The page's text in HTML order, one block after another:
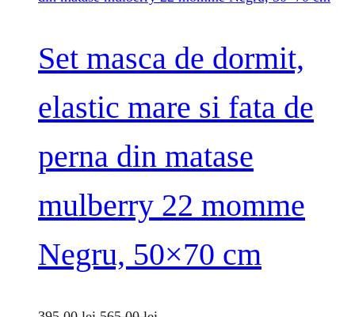
Set masca de dormit,
elastic mare si fata de
perna din matase
mulberry 22 momme
Negru, 50×70 cm